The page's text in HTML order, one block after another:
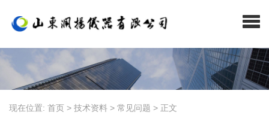
现在位置: 首页 > 技术资料 > 常见问题 > 正文